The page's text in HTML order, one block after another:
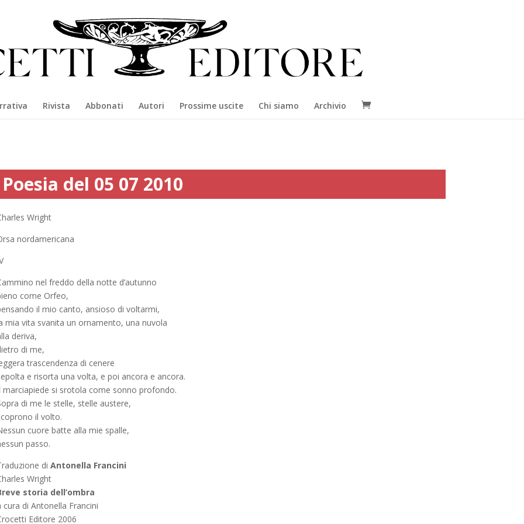
Rivista Abbonati Autori Prossime uscite Chi siamo Archivio
Poesia del 05 07 2010
Wright
nordamericana
nel freddo della notte d’autunno
come Orfeo,
il mio canto, ansioso di voltarmi,
mia vita svanita un ornamento, una nuvola
deriva,
di me,
trascendenza di cenere
e risorta una volta, e poi ancora e ancora.
marciapiede si srotola come sonno profondo.
di me le stelle, stelle austere,
il volto.
cuore batte alla mie spalle,
passo.
di Antonella Francini
Wright
storia dell’ombra
cura di Antonella Francini
Editore 2006